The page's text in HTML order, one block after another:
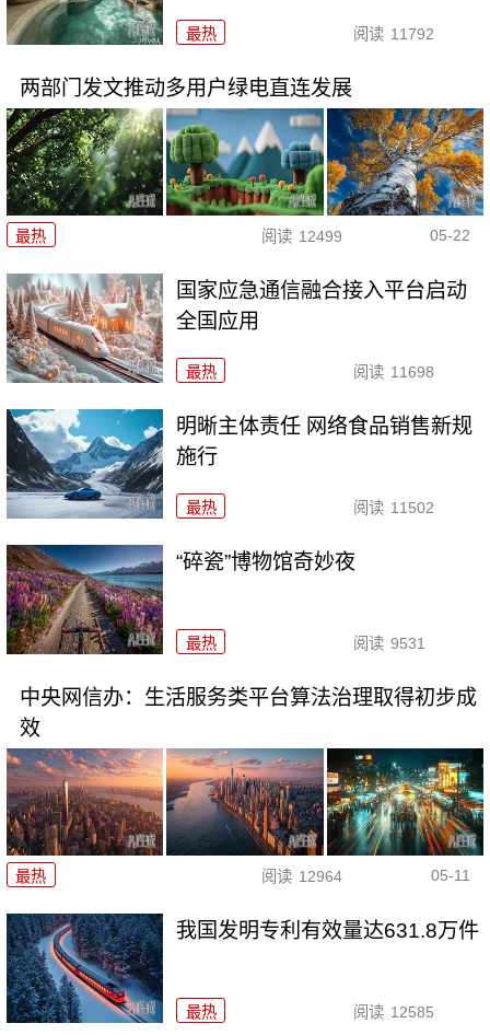
最热 阅读 11792
两部门发文推动多用户绿电直连发展
最热 阅读 12499 05-22
国家应急通信融合接入平台启动
全国应用
最热 阅读 11698
明晰主体责任 网络食品销售新规
施行
最热 阅读 11502
“碎瓷”博物馆奇妙夜
最热 阅读 9531
中央网信办：生活服务类平台算法治理取得初步成
效
最热 阅读 12964 05-11
我国发明专利有效量达631.8万件
最热 阅读 12585